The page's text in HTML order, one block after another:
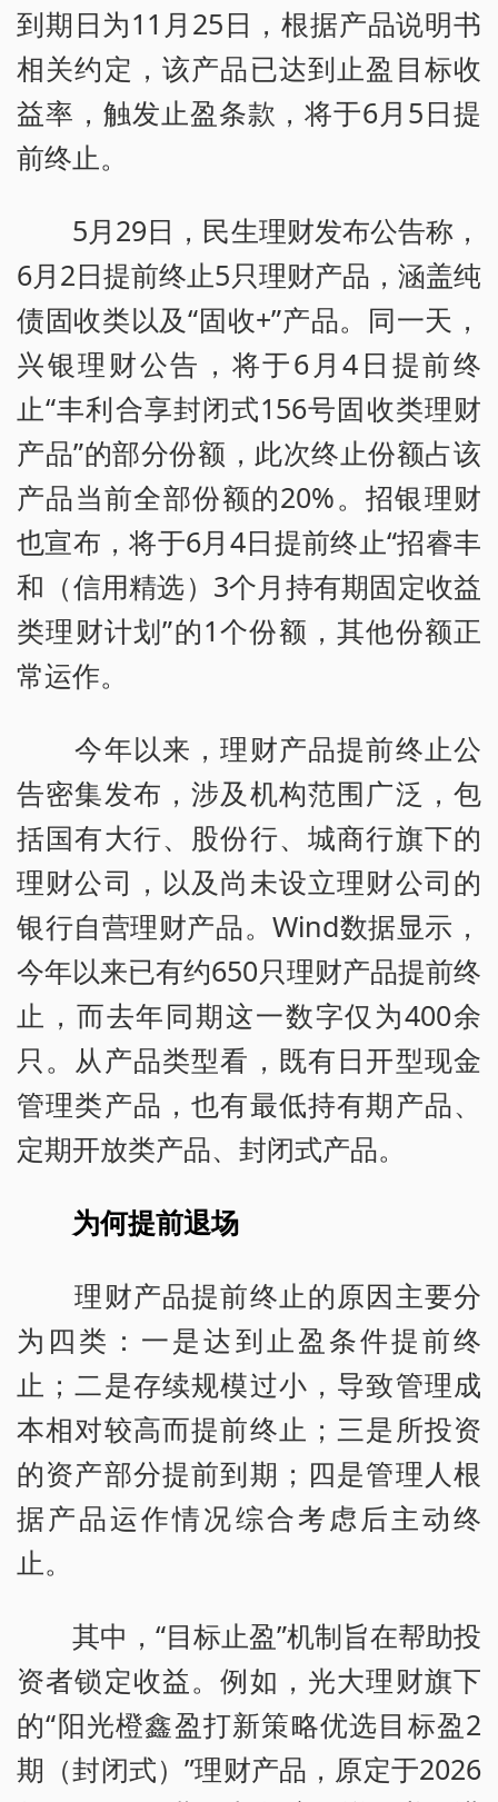
到期日为11月25日，根据产品说明书
相关约定，该产品已达到止盈目标收
益率，触发止盈条款，将于6月5日提
前终止。
5月29日，民生理财发布公告称，
6月2日提前终止5只理财产品，涵盖纯
债固收类以及“固收+”产品。同一天，
兴银理财公告，将于6月4日提前终
止“丰利合享封闭式156号固收类理财
产品”的部分份额，此次终止份额占该
产品当前全部份额的20%。招银理财
也宣布，将于6月4日提前终止“招睿丰
和（信用精选）3个月持有期固定收益
类理财计划”的1个份额，其他份额正
常运作。
今年以来，理财产品提前终止公
告密集发布，涉及机构范围广泛，包
括国有大行、股份行、城商行旗下的
理财公司，以及尚未设立理财公司的
银行自营理财产品。Wind数据显示，
今年以来已有约650只理财产品提前终
止，而去年同期这一数字仅为400余
只。从产品类型看，既有日开型现金
管理类产品，也有最低持有期产品、
定期开放类产品、封闭式产品。
为何提前退场
理财产品提前终止的原因主要分
为四类：一是达到止盈条件提前终
止；二是存续规模过小，导致管理成
本相对较高而提前终止；三是所投资
的资产部分提前到期；四是管理人根
据产品运作情况综合考虑后主动终
止。
其中，“目标止盈”机制旨在帮助投
资者锁定收益。例如，光大理财旗下
的“阳光橙鑫盈打新策略优选目标盈2
期（封闭式）”理财产品，原定于2026